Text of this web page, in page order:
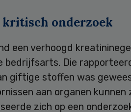
onderzoek
een verhoogd
bedrijfsarts. Die
giftige stoffen was
aan organen kunnen
zich op een